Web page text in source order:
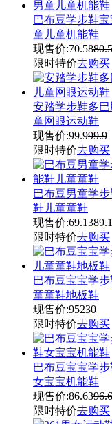
巴布豆学步鞋
童儿童机能鞋
现售价:70.58
限时特价去购买
安踏学步鞋多
童网眼运动鞋
现售价:99.999.9
限时特价去购买
巴布豆男童学
鞋儿童童鞋
现售价:69.13
限时特价去购买
巴布豆宝宝学
童童鞋地板鞋
现售价:95230
限时特价去购买
巴布豆宝宝学
女宝宝机能鞋
现售价:86.63
限时特价去购买